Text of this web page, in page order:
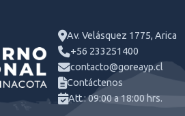
Av. Velásquez 1775, Arica
+56 233251400
contacto@goreayp.cl
Contáctenos
Att.: 09:00 a 18:00 hrs.